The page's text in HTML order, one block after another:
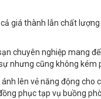
giá thành lẫn chất
chuyên nghiệp mang
nhưng cũng không kém
lên vẻ năng động cho
phục tạp vụ buồng